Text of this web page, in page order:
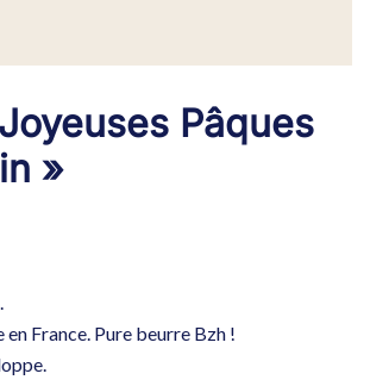
Pâques
»
France. Pure beurre Bzh !